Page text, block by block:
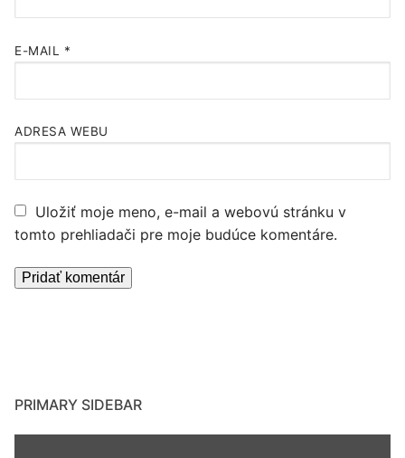
E-MAIL *
ADRESA WEBU
Uložiť moje meno, e-mail a webovú stránku v
tomto prehliadači pre moje budúce komentáre.
PRIMARY SIDEBAR